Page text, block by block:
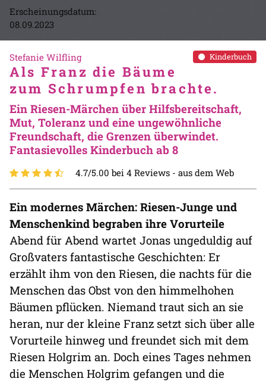
Erscheinungsdatum:
08.09.2023
Kinderbuch
Stefanie Wilfling
Als Franz die Bäume
zum Schrumpfen brachte.
Ein Riesen-Märchen über Hilfsbereitschaft,
Mut, Toleranz und eine ungewöhnliche
Freundschaft, die Grenzen überwindet.
Fantasievolles Kinderbuch ab 8
4.7/5.00 bei 4 Reviews - aus dem Web
Ein modernes Märchen: Riesen-Junge und
Menschenkind begraben ihre Vorurteile
Abend für Abend wartet Jonas ungeduldig auf
Großvaters fantastische Geschichten: Er
erzählt ihm von den Riesen, die nachts für die
Menschen das Obst von den himmelhohen
Bäumen pflücken. Niemand traut sich an sie
heran, nur der kleine Franz setzt sich über alle
Vorurteile hinweg und freundet sich mit dem
Riesen Holgrim an. Doch eines Tages nehmen
die Menschen Holgrim gefangen und die